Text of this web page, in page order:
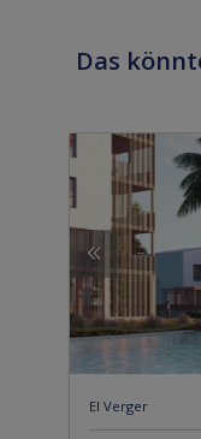
Das
El Verger